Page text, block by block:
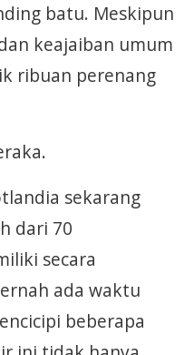
batu. Meskipun
keajaiban umum
ribuan perenang
sekarang
dari 70
secara
ada waktu
beberapa